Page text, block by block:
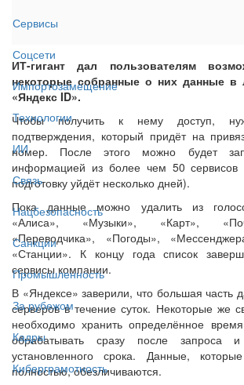
Сервисы
Соцсети
Импортозамещение
Технологии
ИИ
Связь
Нацбезопасность
Санкции
Промышленность
За рубежом
Кадры
Киберграмотность
ИТ-гигант дал пользователям
некоторые собранные о них данные в
«Яндекс ID».
Чтобы получить к нему доступ,
подтверждения, который придёт на
номер. После этого можно будет
информацией из более чем 50 сервисов
подготовку уйдёт несколько дней).
Пока данные можно удалить из
«Алиса», «Музыки», «Карт»,
«Переводчика», «Погоды»,
«Станции». К концу года список
сервисы компании.
В «Яндексе» заверили, что большая часть
серверов в течение суток. Некоторые же
необходимо хранить определённое
обрабатывать сразу после запроса
установленного срока. Данные,
полностью, обезличиваются.